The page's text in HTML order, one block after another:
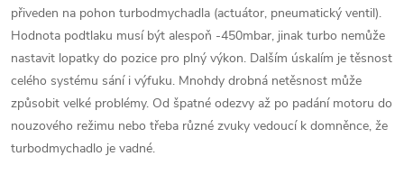
přiveden na pohon turbodmychadla (actuátor, pneumatický ventil).
Hodnota podtlaku musí být alespoň -450mbar, jinak turbo nemůže
nastavit lopatky do pozice pro plný výkon. Dalším úskalím je těsnost
celého systému sání i výfuku. Mnohdy drobná netěsnost může
způsobit velké problémy. Od špatné odezvy až po padání motoru do
nouzového režimu nebo třeba různé zvuky vedoucí k domněnce, že
turbodmychadlo je vadné.